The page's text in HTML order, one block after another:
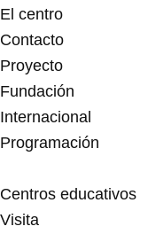
El centro
Contacto
Proyecto
Fundación
Internacional
Programación
Centros educativos
Visita